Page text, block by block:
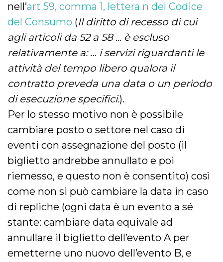
nell’art 59, comma 1, lettera n del Codice
del Consumo (Il diritto di recesso di cui
agli articoli da 52 a 58 … è escluso
relativamente a: … i servizi riguardanti le
attività del tempo libero qualora il
contratto preveda una data o un periodo
di esecuzione specifici.).
Per lo stesso motivo non è possibile
cambiare posto o settore nel caso di
eventi con assegnazione del posto (il
biglietto andrebbe annullato e poi
riemesso, e questo non è consentito) così
come non si può cambiare la data in caso
di repliche (ogni data è un evento a sé
stante: cambiare data equivale ad
annullare il biglietto dell’evento A per
emetterne uno nuovo dell’evento B, e